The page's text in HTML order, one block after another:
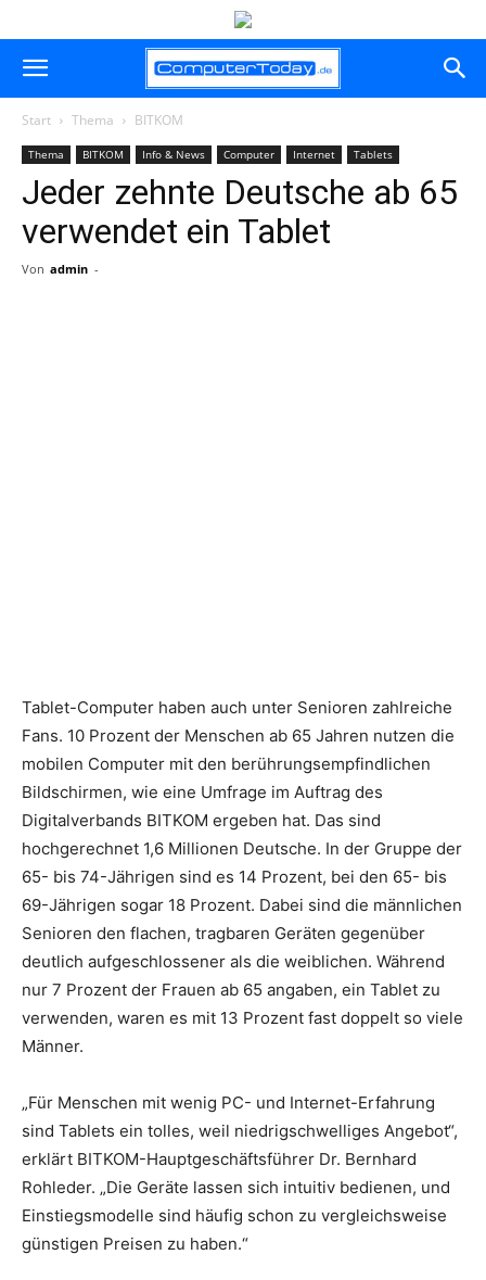
Start Thema BITKOM
Thema BITKOM Info & News Computer Internet Tablets
Jeder zehnte Deutsche ab 65
verwendet ein Tablet
Von admin -
Tablet-Computer haben auch unter Senioren zahlreiche
Fans. 10 Prozent der Menschen ab 65 Jahren nutzen die
mobilen Computer mit den berührungsempfindlichen
Bildschirmen, wie eine Umfrage im Auftrag des
Digitalverbands BITKOM ergeben hat. Das sind
hochgerechnet 1,6 Millionen Deutsche. In der Gruppe der
65- bis 74-Jährigen sind es 14 Prozent, bei den 65- bis
69-Jährigen sogar 18 Prozent. Dabei sind die männlichen
Senioren den flachen, tragbaren Geräten gegenüber
deutlich aufgeschlossener als die weiblichen. Während
nur 7 Prozent der Frauen ab 65 angaben, ein Tablet zu
verwenden, waren es mit 13 Prozent fast doppelt so viele
Männer.
„Für Menschen mit wenig PC- und Internet-Erfahrung
sind Tablets ein tolles, weil niedrigschwelliges Angebot“,
erklärt BITKOM-Hauptgeschäftsführer Dr. Bernhard
Rohleder. „Die Geräte lassen sich intuitiv bedienen, und
Einstiegsmodelle sind häufig schon zu vergleichsweise
günstigen Preisen zu haben.“